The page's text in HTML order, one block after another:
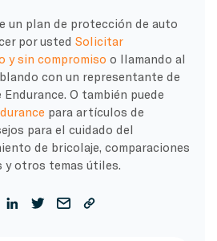
un plan de protección de auto
por usted Solicitar
y sin compromiso o llamando al
con un representante de
O también puede
para artículos de
para el cuidado del
de bricolaje, comparaciones
y otros temas útiles.